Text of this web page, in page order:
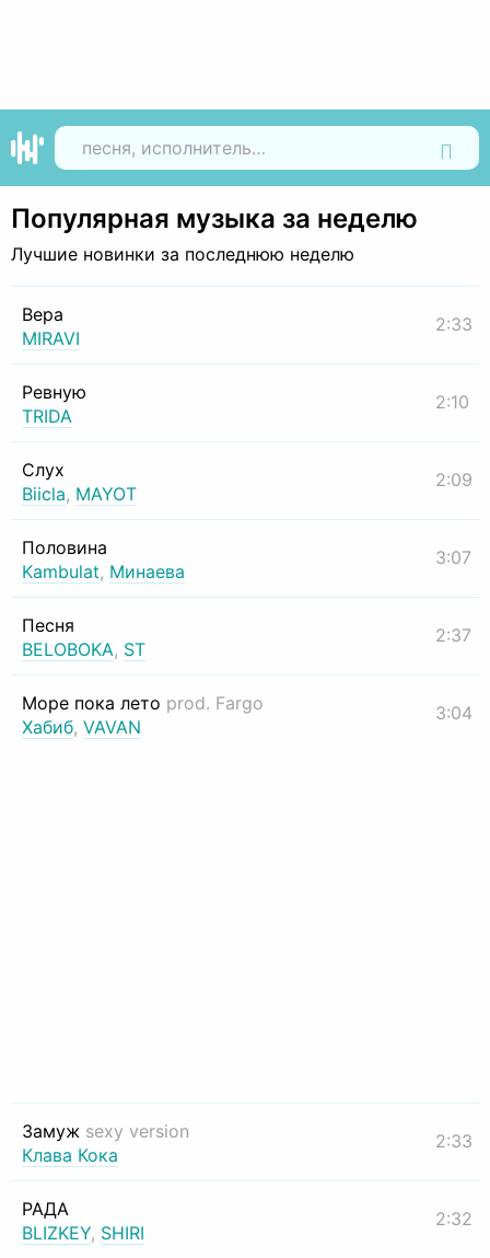
Популярная музыка за неделю
Лучшие новинки за последнюю неделю
Вера
MIRAVI
2:33
Ревную
TRIDA
2:10
Слух
Biicla, MAYOT
2:09
Половина
Kambulat, Минаева
3:07
Песня
BELOBOKA, ST
2:37
Море пока лето prod. Fargo
Хабиб, VAVAN
3:04
Замуж sexy version
Клава Кока
2:33
РАДА
BLIZKEY, SHIRI
2:32